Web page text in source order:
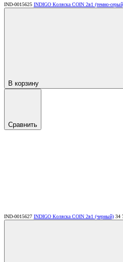
IND-0015625 INDIGO Коляска COIN 2в1 (темно-
В корзину
Сравнить
IND-0015627 INDIGO Коляска COIN 2в1 (черный) 34